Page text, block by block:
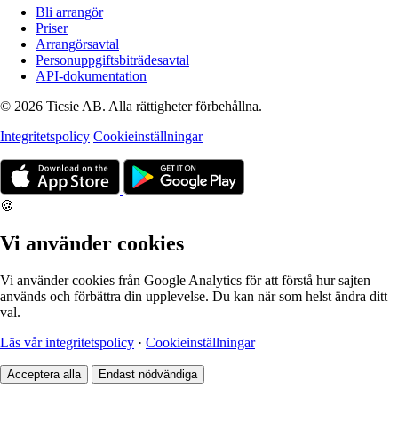
Bli arrangör
Priser
Arrangörsavtal
Personuppgiftsbiträdesavtal
API-dokumentation
© 2026 Ticsie AB. Alla rättigheter förbehållna.
Integritetspolicy Cookieinställningar
🍪
Vi använder cookies
Vi använder cookies från Google Analytics för att förstå hur sajten
används och förbättra din upplevelse. Du kan när som helst ändra ditt
val.
Läs vår integritetspolicy · Cookieinställningar
Acceptera alla Endast nödvändiga